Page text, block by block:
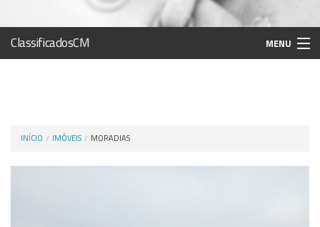
ClassificadosCM MENU
INÍCIO IMÓVEIS MORADIAS